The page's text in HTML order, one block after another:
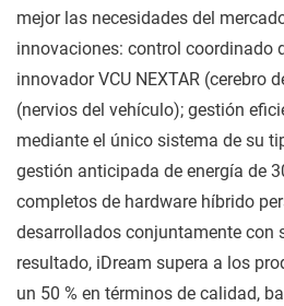
mejor las necesidades del
innovaciones: control coordinado
innovador VCU NEXTAR (cerebro
(nervios del vehículo); gestión
mediante el único sistema de su
gestión anticipada de energía de
completos de hardware híbrido
desarrollados conjuntamente con
resultado, iDream supera a los
un 50 % en términos de calidad,